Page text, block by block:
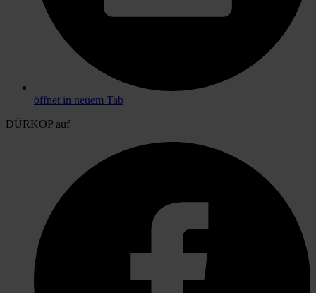
öffnet in neuem Tab
DÜRKOP auf